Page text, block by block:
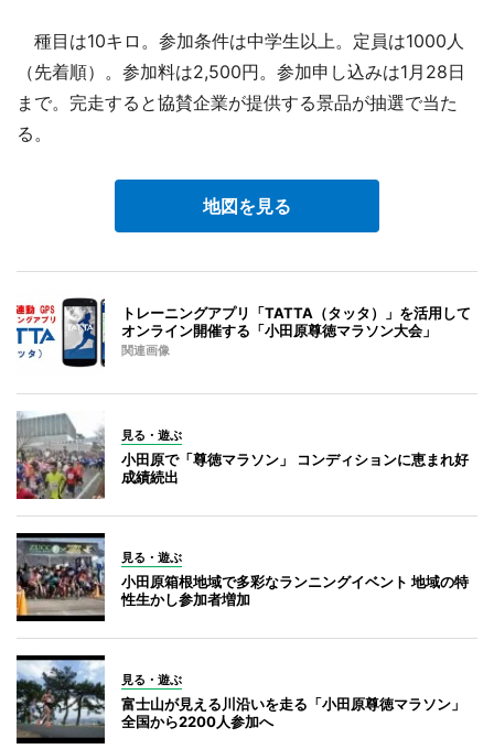
種目は10キロ。参加条件は中学生以上。定員は1000人
（先着順）。参加料は2,500円。参加申し込みは1月28日
まで。完走すると協賛企業が提供する景品が抽選で当た
る。
地図を見る
トレーニングアプリ「TATTA（タッタ）」を活用して
オンライン開催する「小田原尊徳マラソン大会」
関連画像
見る・遊ぶ
小田原で「尊徳マラソン」 コンディションに恵まれ好
成績続出
見る・遊ぶ
小田原箱根地域で多彩なランニングイベント 地域の特
性生かし参加者増加
見る・遊ぶ
富士山が見える川沿いを走る「小田原尊徳マラソン」
全国から2200人参加へ